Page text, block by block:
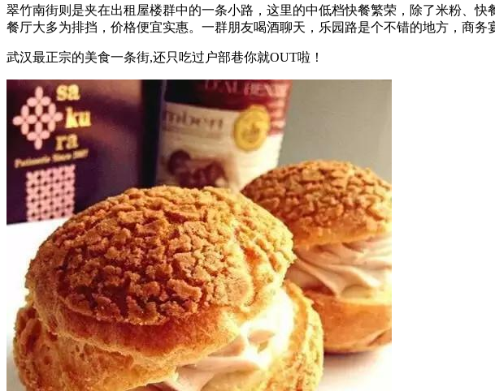
翠竹南街则是夹在出租屋楼群中的一条小路，这里的中低档快餐繁荣，除了米粉、
餐厅大多为排挡，价格便宜实惠。一群朋友喝酒聊天，乐园路是个不错的地方，商务
武汉最正宗的美食一条街,还只吃过户部巷你就OUT啦！